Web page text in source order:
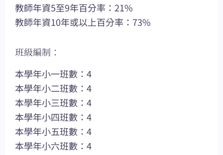
教師年資5至9年百分率：21%
教師年資10年或以上百分率：73%
班級編制：
本學年小一班數：4
本學年小二班數：4
本學年小三班數：4
本學年小四班數：4
本學年小五班數：4
本學年小六班數：4